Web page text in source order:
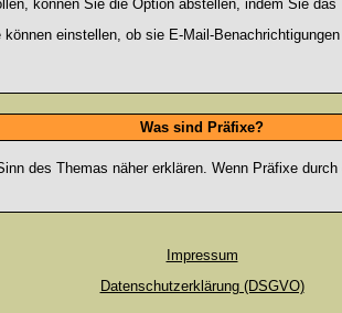
können Sie die Option abstellen, indem Sie das
einstellen, ob sie E-Mail-
Was sind Präfixe?
des Themas näher erklären. Wenn Präfixe
Impressum
Datenschutzerklärung (DSGVO)